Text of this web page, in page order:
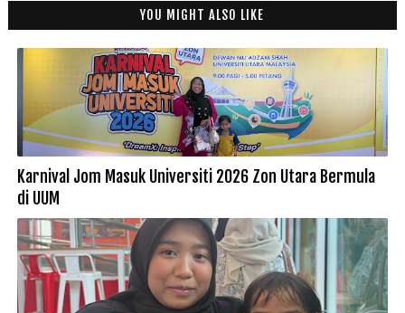
YOU MIGHT ALSO LIKE
Karnival Jom Masuk Universiti 2026 Zon Utara Bermula
di UUM